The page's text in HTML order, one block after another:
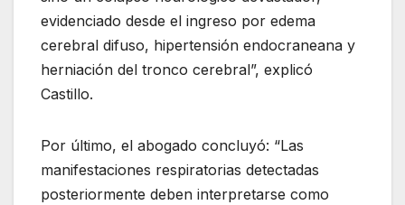
evidenciado desde el ingreso por edema
cerebral difuso, hipertensión endocraneana y
herniación del tronco cerebral”, explicó
Castillo.
Por último, el abogado concluyó: “Las
manifestaciones respiratorias detectadas
posteriormente deben interpretarse como